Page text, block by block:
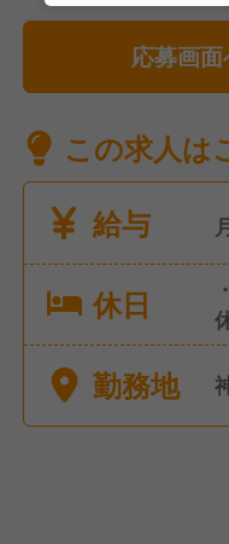
応募画
この求人は
給与
休日
勤務地